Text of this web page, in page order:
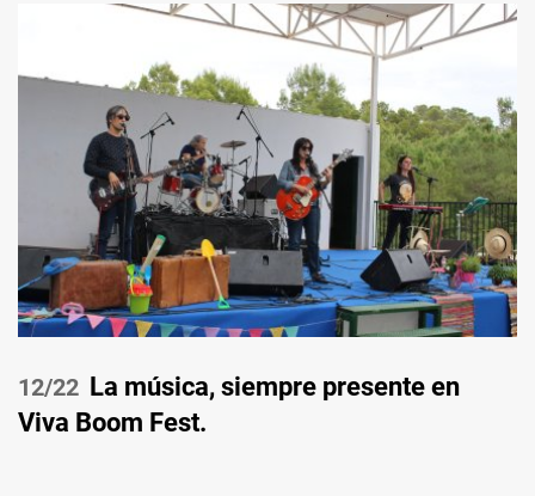
/22 La música, siempre presente en
Viva Boom Fest.